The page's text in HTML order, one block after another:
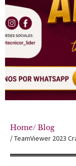
Home/ Blog
/ TeamViewer 2023